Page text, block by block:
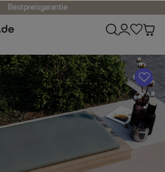
Bestpreisgarantie
A